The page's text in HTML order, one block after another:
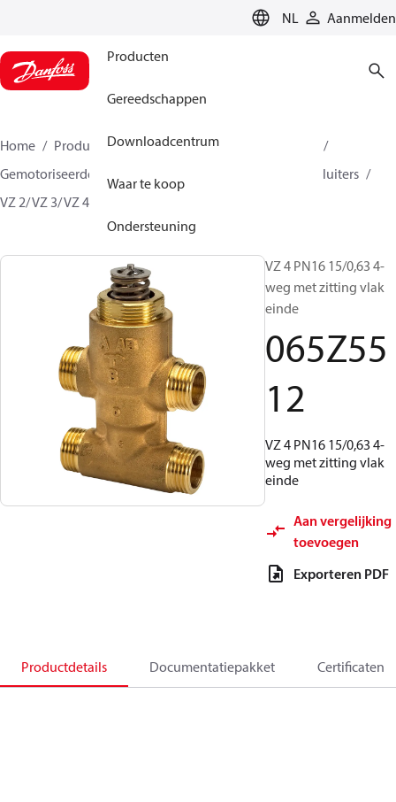
NL Aanmelden
Producten
Gereedschappen
Downloadcentrum
Waar te koop
Ondersteuning
Home Producten
Climate Solutions voor heating
Gemotoriseerde regelafsluiters
Regelafsluiters
VZ 2/ VZ 3/ VZ 4
VZ 4 PN16 15/0,63 4-
weg met zitting vlak
einde
065Z55
12
VZ 4 PN16 15/0,63 4-
weg met zitting vlak
einde
Aan vergelijking
toevoegen
Exporteren PDF
Productdetails Documentatiepakket Certificaten